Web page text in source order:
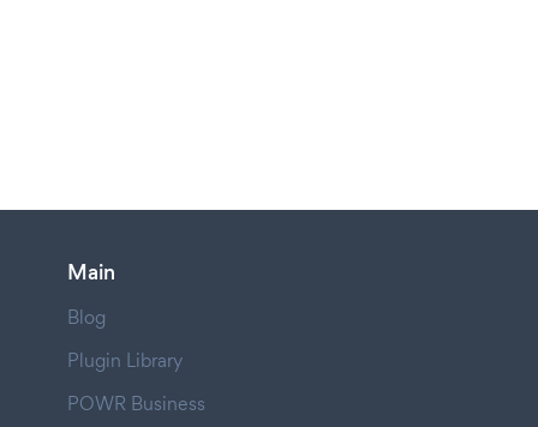
Main
Blog
Plugin Library
POWR Business